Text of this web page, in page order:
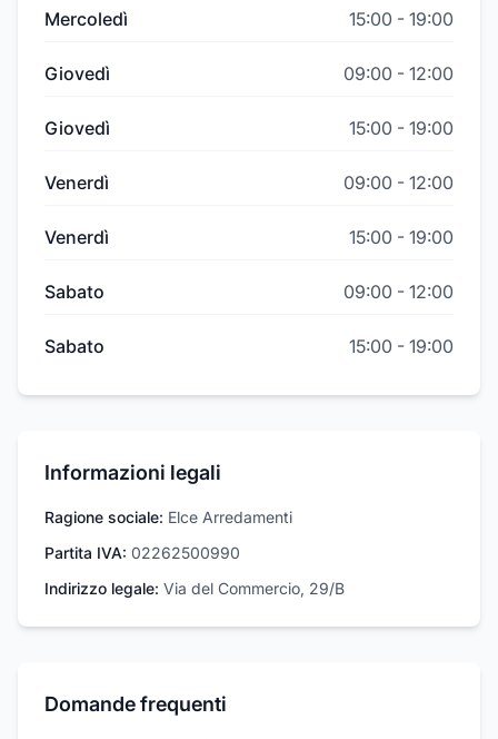
Mercoledì 15:00 - 19:00
Giovedì 09:00 - 12:00
Giovedì 15:00 - 19:00
Venerdì 09:00 - 12:00
Venerdì 15:00 - 19:00
Sabato 09:00 - 12:00
Sabato 15:00 - 19:00
Informazioni legali
Ragione sociale: Elce Arredamenti
Partita IVA: 02262500990
Indirizzo legale: Via del Commercio, 29/B
Domande frequenti